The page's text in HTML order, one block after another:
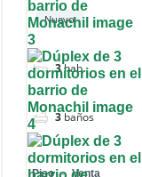
Nuevo
3hab
3baños
Piso Venta